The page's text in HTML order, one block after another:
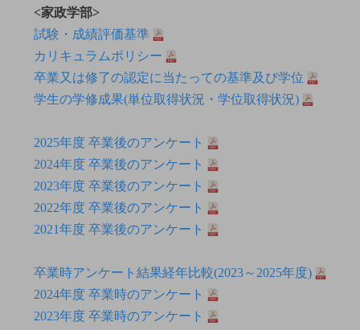
<家政学部>
試験・成績評価基準
カリキュラムポリシー
卒業又は修了の認定に当たっての基準及び学位
学生の学修成果(単位取得状況・学位取得状況)
2025年度 卒業後のアンケート
2024年度 卒業後のアンケート
2023年度 卒業後のアンケート
2022年度 卒業後のアンケート
2021年度 卒業後のアンケート
卒業時アンケート結果経年比較(2023～2025年度)
2024年度 卒業時のアンケート
2023年度 卒業時のアンケート